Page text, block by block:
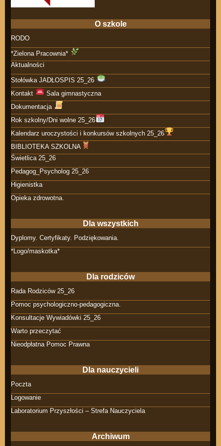
O szkole
RODO
*Zielona Pracownia*
Aktualności
Stołówka JADŁOSPIS 25_26
Kontakt
Sala gimnastyczna
Dokumentacja
Rok szkolny/Dni wolne 25_26
Kalendarz uroczystości i konkursów szkolnych 25_26
BIBLIOTEKA SZKOLNA
Świetlica 25_26
Pedagog_Psycholog 25_26
Higienistka
Opieka zdrowotna.
Dla wszystkich
Dyplomy. Certyfikaty. Podziękowania.
*Logo/maskotka*
Dla rodziców
Rada Rodziców 25_26
Pomoc psychologiczno-pedagogiczna.
Konsultacje Wywiadówki 25_26
Warto przeczytać
Nieodpłatna Pomoc Prawna
Dla nauczycieli
Poczta
Logowanie
Laboratorium Przyszłości – Strefa Nauczyciela
Archiwum